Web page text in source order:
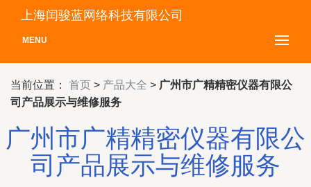
上海闰骏蓝网络科技有限公司
MENU
当前位置： 首页 > 产品大全 > 广州市广精精密仪器有限公
司产品展示与维修服务
广州市广精精密仪器有限公
司产品展示与维修服务